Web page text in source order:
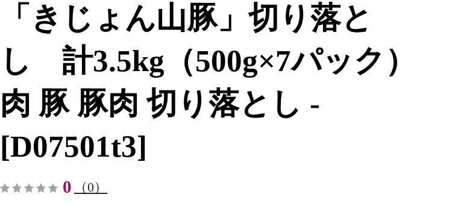
「きじょん山豚」切り落と
し 計3.5kg（500g×7パック）
肉 豚 豚肉 切り落とし -
[D07501t3]
0 （0）